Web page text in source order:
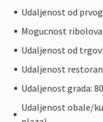
Udaljenost od
Mogucnost
Udaljenost od
Udaljenost
Udaljenost grada:
Udaljenost obale/